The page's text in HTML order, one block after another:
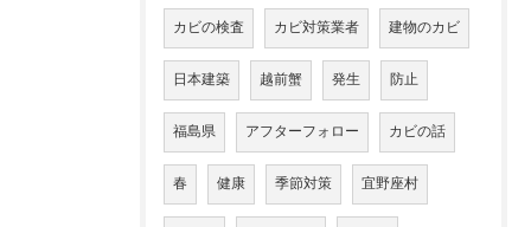
カビの検査 カビ対策業者 建物のカビ
日本建築 越前蟹 発生 防止
福島県 アフターフォロー カビの話
春 健康 季節対策 宜野座村